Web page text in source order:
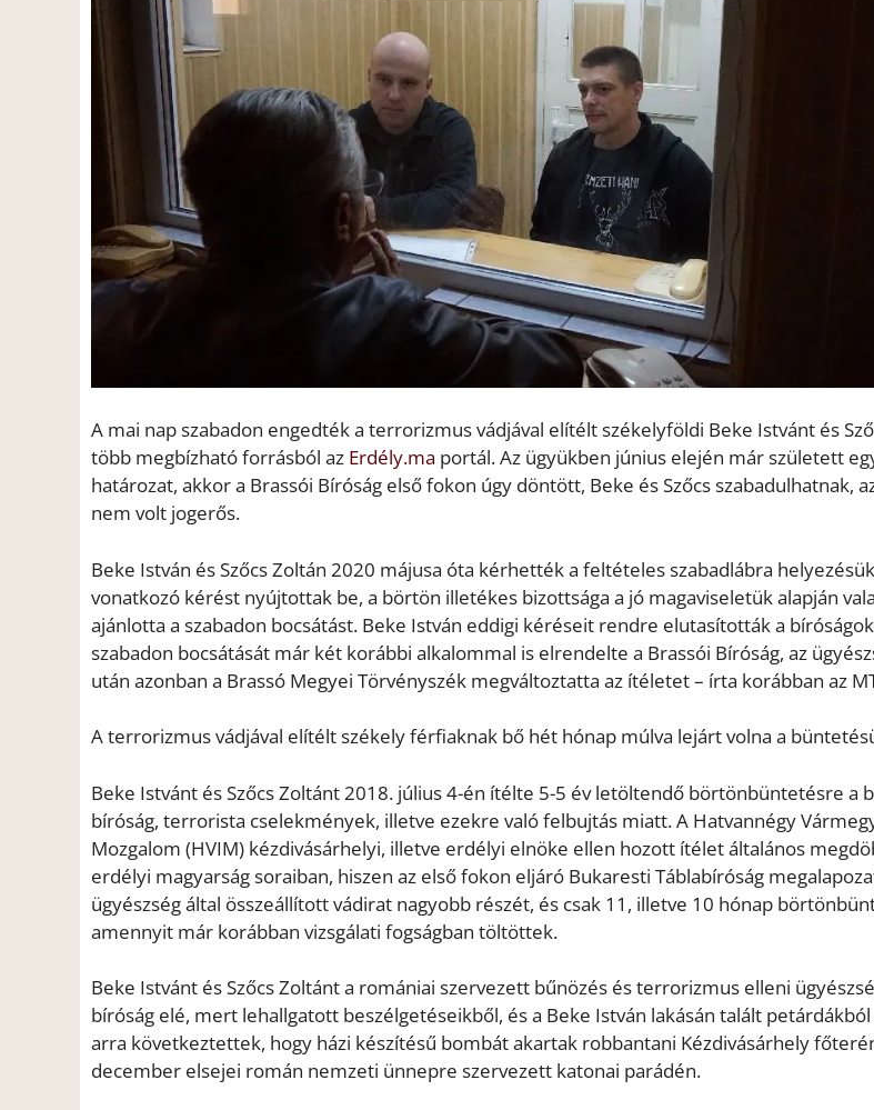
A mai nap szabadon engedték a terrorizmus vádjával elítélt székelyföldi Beke Istvánt és
több megbízható forrásból az Erdély.ma portál. Az ügyükben június elején már született
határozat, akkor a Brassói Bíróság első fokon úgy döntött, Beke és Szőcs szabadulhatnak,
nem volt jogerős.
Beke István és Szőcs Zoltán 2020 májusa óta kérhették a feltételes szabadlábra
vonatkozó kérést nyújtottak be, a börtön illetékes bizottsága a jó magaviseletük alapján
ajánlotta a szabadon bocsátást. Beke István eddigi kéréseit rendre elutasították a
szabadon bocsátását már két korábbi alkalommal is elrendelte a Brassói Bíróság, az
után azonban a Brassó Megyei Törvényszék megváltoztatta az ítéletet – írta korábban az
A terrorizmus vádjával elítélt székely férfiaknak bő hét hónap múlva lejárt volna a
Beke Istvánt és Szőcs Zoltánt 2018. július 4-én ítélte 5-5 év letöltendő börtönbüntetésre a
bíróság, terrorista cselekmények, illetve ezekre való felbujtás miatt. A Hatvannégy
Mozgalom (HVIM) kézdivásárhelyi, illetve erdélyi elnöke ellen hozott ítélet általános
erdélyi magyarság soraiban, hiszen az első fokon eljáró Bukaresti Táblabíróság
ügyészség által összeállított vádirat nagyobb részét, és csak 11, illetve 10 hónap
amennyit már korábban vizsgálati fogságban töltöttek.
Beke Istvánt és Szőcs Zoltánt a romániai szervezett bűnözés és terrorizmus elleni
bíróság elé, mert lehallgatott beszélgetéseikből, és a Beke István lakásán talált
arra következtettek, hogy házi készítésű bombát akartak robbantani Kézdivásárhely
december elsejei román nemzeti ünnepre szervezett katonai parádén.